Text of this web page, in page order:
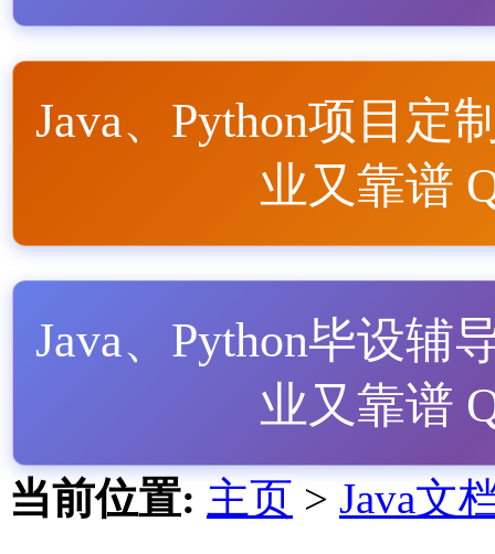
Java、Python项目定
业又靠谱
Java、Python毕设辅
业又靠谱
当前位置: 主页 > Java文